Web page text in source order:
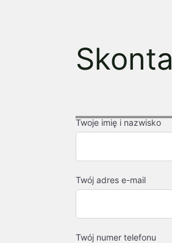
Twoje imię i nazwisko
Twój adres e-mail
Twój numer telefonu